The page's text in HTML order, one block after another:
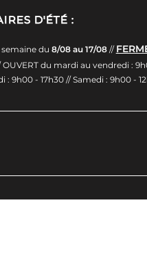
D'ÉTÉ :
semaine du 8/08 au 17/08//
du mardi au vendredi :
: 9h00 - 17h30 // Samedi : 9h00 -